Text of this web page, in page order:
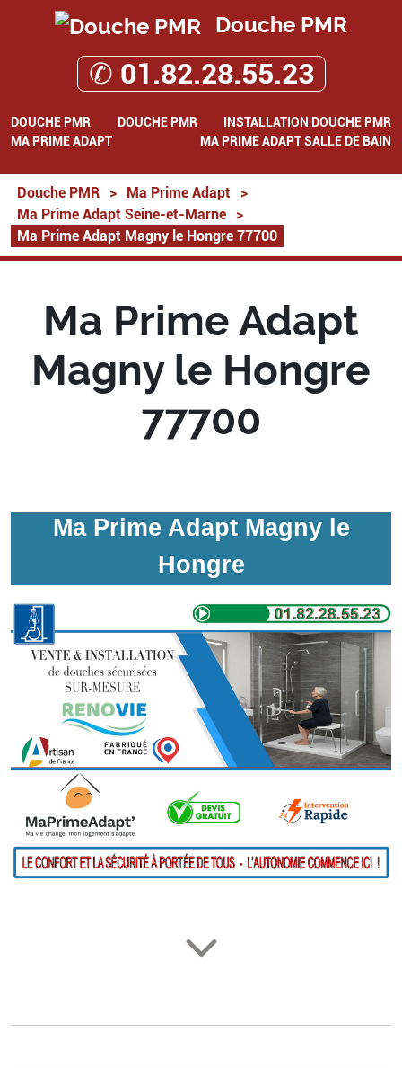
Douche PMR
✆ 01.82.28.55.23
DOUCHE PMR DOUCHE PMR
INSTALLATION DOUCHE PMR
MA PRIME ADAPT
MA PRIME ADAPT SALLE DE BAIN
Douche PMR > Ma Prime Adapt
>
Ma Prime Adapt Seine-et-Marne
>
Ma Prime Adapt Magny le Hongre 77700
Ma Prime Adapt
Magny le Hongre
77700
Ma Prime Adapt Magny le
Hongre